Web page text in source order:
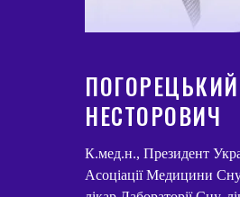
НЕСТОРОВИЧ
К.мед.н., Президент
Асоціації Медицини